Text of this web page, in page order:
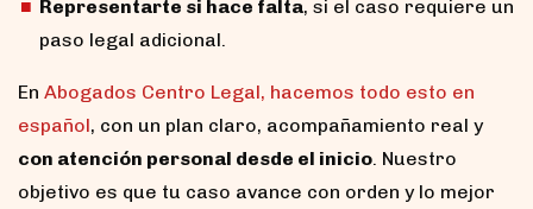
Representarte si hace falta, si el caso requiere un
paso legal adicional.
En Abogados Centro Legal, hacemos todo esto en
español, con un plan claro, acompañamiento real y
con atención personal desde el inicio. Nuestro
objetivo es que tu caso avance con orden y lo mejor